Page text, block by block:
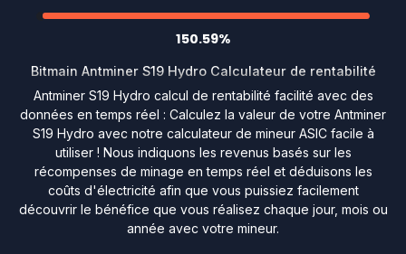
150.59%
Bitmain Antminer S19 Hydro Calculateur de rentabilité
Antminer S19 Hydro calcul de rentabilité facilité avec des
données en temps réel : Calculez la valeur de votre Antminer
S19 Hydro avec notre calculateur de mineur ASIC facile à
utiliser ! Nous indiquons les revenus basés sur les
récompenses de minage en temps réel et déduisons les
coûts d'électricité afin que vous puissiez facilement
découvrir le bénéfice que vous réalisez chaque jour, mois ou
année avec votre mineur.